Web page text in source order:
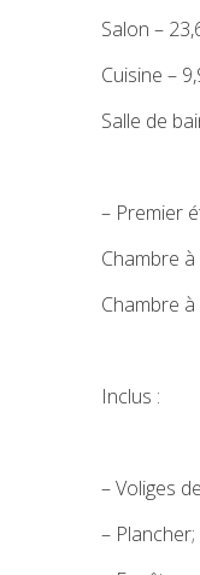
Salon –
Cuisine –
Salle de
– Premier
Chambre
Chambre
Inclus :
– Voliges
– Plancher;